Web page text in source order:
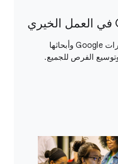
تطبق Google.org ابتكارات Google وأبحاثها
الفرص للجميع.